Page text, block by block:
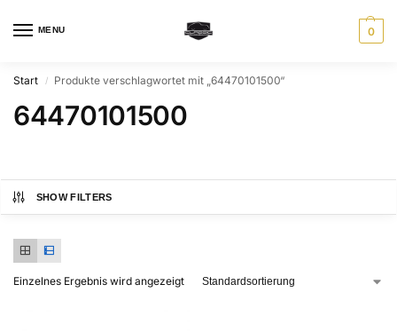
MENU 0
Start / Produkte verschlagwortet mit „64470101500“
64470101500
SHOW FILTERS
Einzelnes Ergebnis wird angezeigt